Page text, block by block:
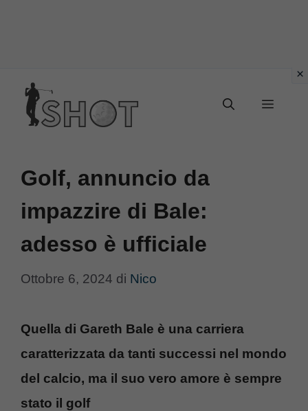
contenuto
Menu
Golf, annuncio da
impazzire di Bale:
adesso è ufficiale
Ottobre 6, 2024 di Nico
Quella di Gareth Bale è una carriera
caratterizzata da tanti successi nel mondo
del calcio, ma il suo vero amore è sempre
stato il golf